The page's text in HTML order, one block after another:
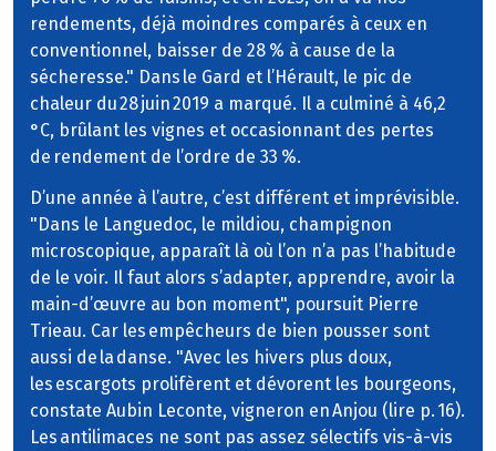
rendements, déjà moindres comparés à ceux en
conventionnel, baisser de 28 % à cause de la
sécheresse." Dans le Gard et l’Hérault, le pic de
chaleur du 28 juin 2019 a marqué. Il a culminé à 46,2
°C, brûlant les vignes et occasionnant des pertes
de rendement de l’ordre de 33 %.
D’une année à l’autre, c’est différent et imprévisible.
"Dans le Languedoc, le mildiou, champignon
microscopique, apparaît là où l’on n’a pas l’habitude
de le voir. Il faut alors s’adapter, apprendre, avoir la
main-d’œuvre au bon moment", poursuit Pierre
Trieau. Car les empêcheurs de bien pousser sont
aussi de la danse. "Avec les hivers plus doux,
les escargots prolifèrent et dévorent les bourgeons,
constate Aubin Leconte, vigneron en Anjou (lire p. 16).
Les antilimaces ne sont pas assez sélectifs vis-à-vis